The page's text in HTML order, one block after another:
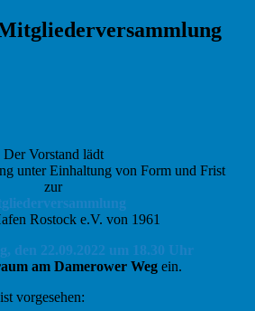
Der Vorstand lädt
unter Einhaltung von Form und Frist
zur
Rostock e.V. von 1961
den 22.09.2022 um 18.30 Uhr
am Damerower Wegein.
vorgesehen: